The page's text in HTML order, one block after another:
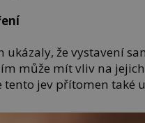
ukázaly, že vystavení
může mít vliv na
tento jev přítomen také